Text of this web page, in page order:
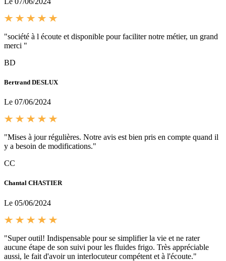
"société à l écoute et disponible pour faciliter notre métier, un grand
merci "
BD
Bertrand DESLUX
Le 07/06/2024
"Mises à jour régulières. Notre avis est bien pris en compte quand il
y a besoin de modifications."
CC
Chantal CHASTIER
Le 05/06/2024
"Super outil! Indispensable pour se simplifier la vie et ne rater
aucune étape de son suivi pour les fluides frigo. Très appréciable
aussi, le fait d'avoir un interlocuteur compétent et à l'écoute."